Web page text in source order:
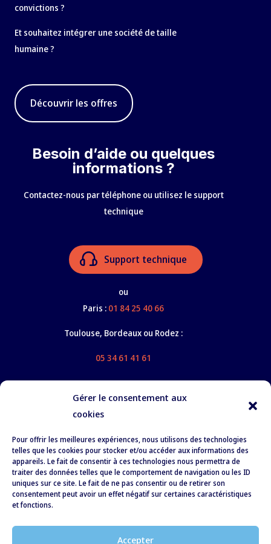
Gérer le consentement aux
cookies
Pour offrir les meilleures expériences, nous utilisons des technologies
telles que les cookies pour stocker et/ou accéder aux informations des
appareils. Le fait de consentir à ces technologies nous permettra de
traiter des données telles que le comportement de navigation ou les ID
uniques sur ce site. Le fait de ne pas consentir ou de retirer son
consentement peut avoir un effet négatif sur certaines caractéristiques
et fonctions.
Accepter
convictions ?
Et souhaitez intégrer une société de taille
humaine ?
Découvrir les offres
Besoin d’aide ou quelques
informations ?
Contactez-nous par téléphone ou utilisez le support
technique
Support technique
ou
Paris : 01 84 25 40 66
Toulouse, Bordeaux ou Rodez :
05 34 61 41 61
À propos
Formation
Recrutement